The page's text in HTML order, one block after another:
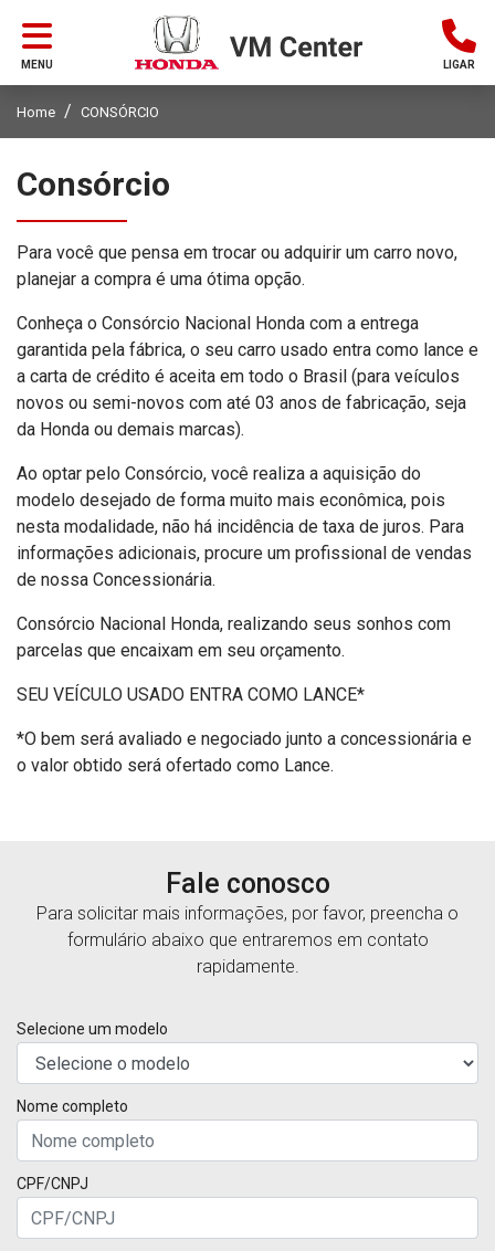
MENU LIGAR
Home CONSÓRCIO
Consórcio
Para você que pensa em trocar ou adquirir um carro novo,
planejar a compra é uma ótima opção.
Conheça o Consórcio Nacional Honda com a entrega
garantida pela fábrica, o seu carro usado entra como lance e
a carta de crédito é aceita em todo o Brasil (para veículos
novos ou semi-novos com até 03 anos de fabricação, seja
da Honda ou demais marcas).
Ao optar pelo Consórcio, você realiza a aquisição do
modelo desejado de forma muito mais econômica, pois
nesta modalidade, não há incidência de taxa de juros. Para
informações adicionais, procure um profissional de vendas
de nossa Concessionária.
Consórcio Nacional Honda, realizando seus sonhos com
parcelas que encaixam em seu orçamento.
SEU VEÍCULO USADO ENTRA COMO LANCE*
*O bem será avaliado e negociado junto a concessionária e
o valor obtido será ofertado como Lance.
Fale conosco
Para solicitar mais informações, por favor, preencha o
formulário abaixo que entraremos em contato
rapidamente.
Selecione um modelo
Nome completo
CPF/CNPJ